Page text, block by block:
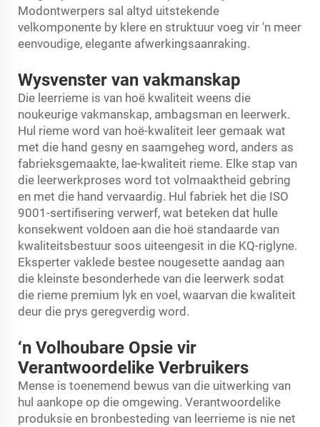
Modontwerpers sal altyd uitstekende
velkomponente by klere en struktuur voeg vir 'n meer
eenvoudige, elegante afwerkingsaanraking.
Wysvenster van vakmanskap
Die leerrieme is van hoë kwaliteit weens die
noukeurige vakmanskap, ambagsman en leerwerk.
Hul rieme word van hoë-kwaliteit leer gemaak wat
met die hand gesny en saamgeheg word, anders as
fabrieksgemaakte, lae-kwaliteit rieme. Elke stap van
die leerwerkproses word tot volmaaktheid gebring
en met die hand vervaardig. Hul fabriek het die ISO
9001-sertifisering verwerf, wat beteken dat hulle
konsekwent voldoen aan die hoë standaarde van
kwaliteitsbestuur soos uiteengesit in die KQ-riglyne.
Eksperter vaklede bestee nougesette aandag aan
die kleinste besonderhede van die leerwerk sodat
die rieme premium lyk en voel, waarvan die kwaliteit
deur die prys geregverdig word.
‘n Volhoubare Opsie vir
Verantwoordelike Verbruikers
Mense is toenemend bewus van die uitwerking van
hul aankope op die omgewing. Verantwoordelike
produksie en bronbesteding van leerrieme is nie net